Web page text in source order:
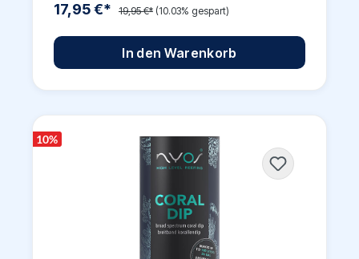
17,95 €* 19,95 €* (10.03% gespart)
In den Warenkorb
10%